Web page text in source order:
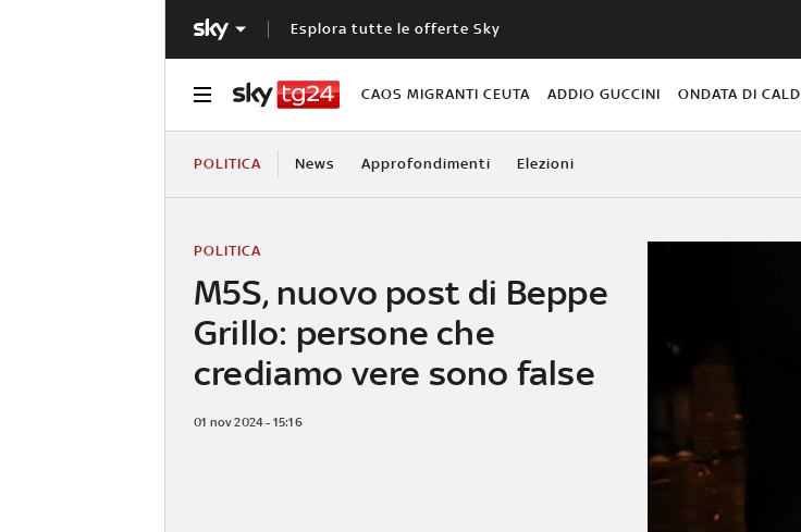
Esplora tutte le offerte Sky
CAOS MIGRANTI CEUTA ADDIO GUCCINI ONDATA DI
POLITICA News Approfondimenti Elezioni
M5S, nuovo post di Beppe
Grillo: persone che
crediamo vere sono false
POLITICA
01 nov 2024 - 15:16